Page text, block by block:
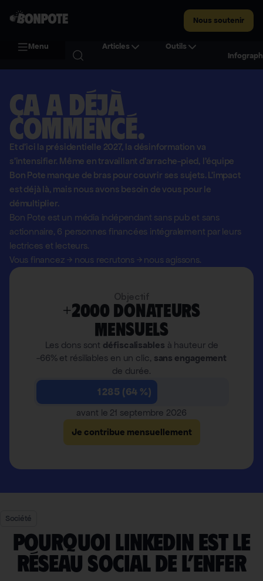
Nous soutenir
Menu Articles
Outils
Ça a déjà
commencé.
Et d'ici la présidentielle 2027, la désinformation va
s'intensifier. Même en travaillant d'arrache-pied, l'équipe
Bon Pote manque de bras pour couvrir ses sujets. L'impact
est déjà là, mais nous avons besoin de vous pour le
démultiplier.
Bon Pote est un média indépendant sans pub et sans
actionnaire, 6 personnes financées intégralement par leurs
lectrices et lecteurs.
Vous financez→ nous recrutons →nous agissons.
+2000 donateurs
mensuels
Les dons sont défiscalisables à hauteur de
-66% et résiliables en un clic, sans engagement
de durée.
1 285 (64 %)
avant le 21 septembre 2026
Je contribue mensuellement
Société
Pourquoi Linkedin est le
réseau social de l’enfer